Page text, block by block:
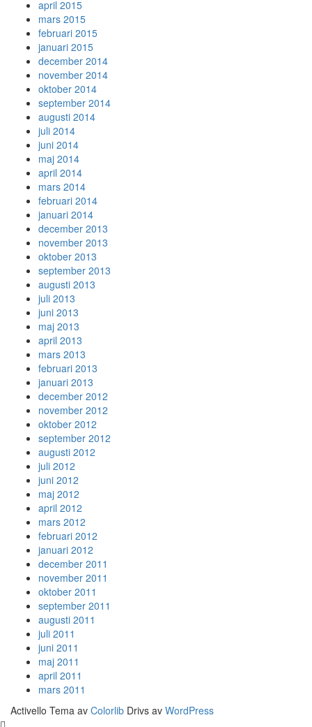
april 2015
mars 2015
februari 2015
januari 2015
december 2014
november 2014
oktober 2014
september 2014
augusti 2014
juli 2014
juni 2014
maj 2014
april 2014
mars 2014
februari 2014
januari 2014
december 2013
november 2013
oktober 2013
september 2013
augusti 2013
juli 2013
juni 2013
maj 2013
april 2013
mars 2013
februari 2013
januari 2013
december 2012
november 2012
oktober 2012
september 2012
augusti 2012
juli 2012
juni 2012
maj 2012
april 2012
mars 2012
februari 2012
januari 2012
december 2011
november 2011
oktober 2011
september 2011
augusti 2011
juli 2011
juni 2011
maj 2011
april 2011
mars 2011
Activello Tema av Colorlib Drivs av WordPress